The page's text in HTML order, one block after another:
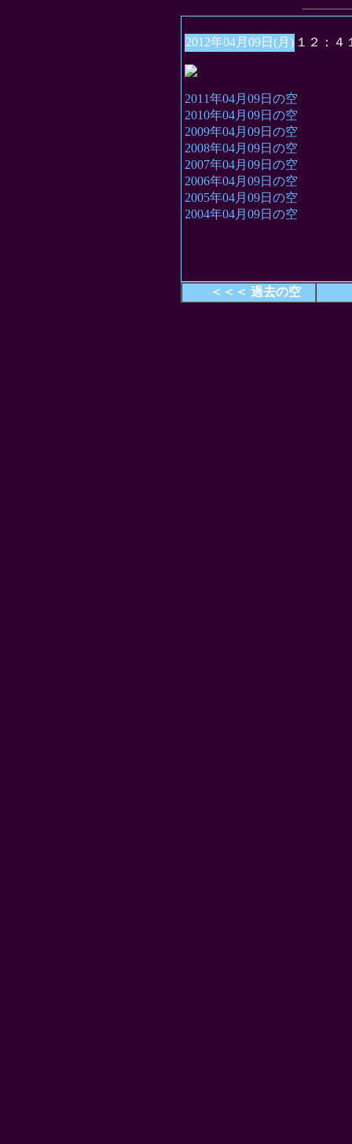
2012年04月09日(月) １２：４
2011年04月09日の空
2010年04月09日の空
2009年04月09日の空
2008年04月09日の空
2007年04月09日の空
2006年04月09日の空
2005年04月09日の空
2004年04月09日の空
＜＜＜ 過去の空